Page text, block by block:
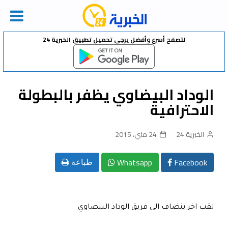
Skip
لتصفح أسرع وأفضل يرجى تحميل تطبيق الخبرية 24
الوداد البيضاوي يظفر بالبطولة
الاحترافية
الخبرية 24 24 ماي، 2015
Facebook
Whatsapp طباعة
لقب اخر ينضاف الى فريق الوداد البيضاوي